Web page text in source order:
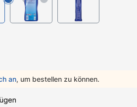
an, um bestellen zu können.